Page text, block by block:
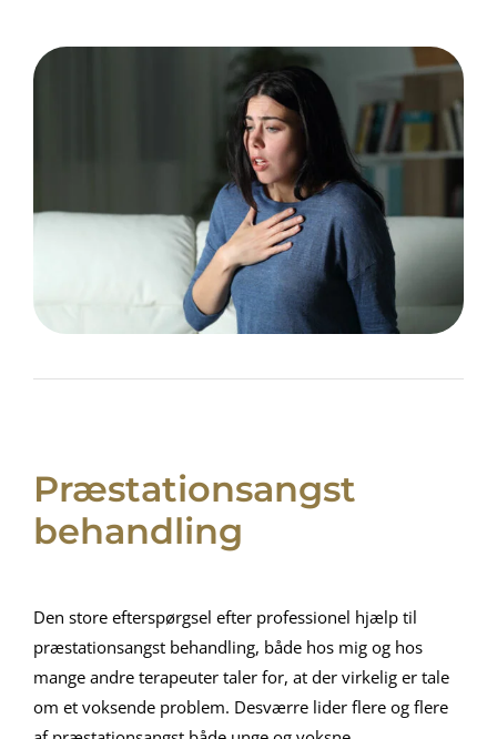
Præstationsangst
behandling
Den store efterspørgsel efter professionel hjælp til
præstationsangst behandling, både hos mig og hos
mange andre terapeuter taler for, at der virkelig er tale
om et voksende problem. Desværre lider flere og flere